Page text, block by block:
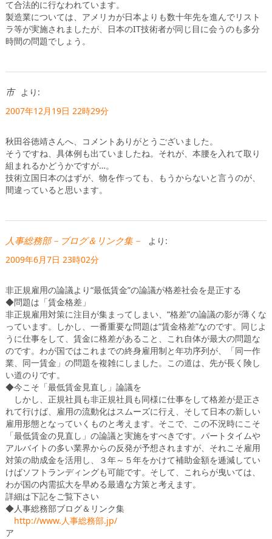
て合法的に行なわれています。
製造業については、アメリカが日本よりも数十年先を進んでリスト
ラ等が実施されましたが、日本のIT技術者が同じ目に会うのも多分
時間の問題でしょう。
市 より:
2007年12月19日 22時29分
秋田谷徳靖さんへ、コメントありがとうございました。
そうですね、具体例も出ていましたね。それが、本腰を入れて取り
組まれるかどうかですが…。
技術立国日本のはずが、物を作っても、もうからないと言うのが、
間違っていると思います。
人事総務部－ブログ＆リンク集－
より:
2009年6月7日 23時02分
非正規雇用の論議より“最低賃金”の論議が格差社会を是正する
◆問題は「賃金格差」
非正規雇用対策に注目が集まってしまい、“格差”の論議の影が薄くな
っています。しかし、一番重要な問題は“賃金格差”なのです。同じよ
うに仕事をして、賃金に格差があること、これ自体が最大の問題な
のです。わが国ではこれまでの終身雇用制と年功序列が、「同一作
業、同一賃金」の問題を複雑にしました。この道は、先が長く険し
い道のりです。
◆今こそ「最低賃金見直し」論議を
しかし、正規社員も非正規社員も同様に仕事をして格差が是正さ
れて行けば、雇用の流動化はスムーズに行え、そして日本の新しい
雇用形態となっていくものと考えます。そこで、この不況時にこそ
「最低賃金の見直し」の論議と実施をすべきです。パートタイムや
アルバイトの多い業界からの反発が予想されますが、それこそ雇用
対策の助成金を活用し、３年～５年をかけて補助金額を逓減してい
けばソフトランディングも可能です。そして、これらが曳いては、
わが国の内需拡大を早める最適な方策と考えます。
詳細は下記をご覧下さい
◆人事総務部ブログ＆リンク集
http://www.人事総務部.jp/
ア